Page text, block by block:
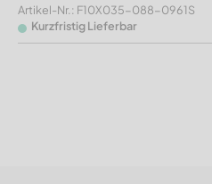
Artikel-Nr.: F10X035-088-0961S
Kurzfristig Lieferbar